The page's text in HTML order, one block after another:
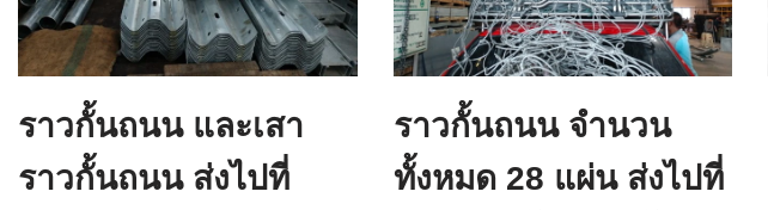
ราวกั้นถนน และเสา
ราวกั้นถนน ส่งไปที่
ราวกั้นถนน จำนวน
ทั้งหมด 28 แผ่น ส่งไปที่